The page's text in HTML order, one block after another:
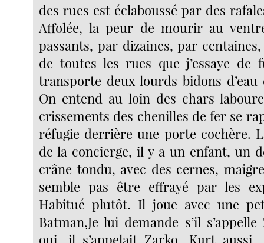
des rues est éclaboussé par des
Affolée, la peur de mourir au
passants, par dizaines, par
de toutes les rues que j’essaye de
transporte deux lourds bidons
On entend au loin des chars
crissements des chenilles de fer se
réfugie derrière une porte cochère.
de la concierge, il y a un enfant, un
crâne tondu, avec des cernes,
semble pas être effrayé par les
Habitué plutôt. Il joue avec une
Batman.Je lui demande s’il
oui, il s’appelait Zarko, Kurt aussi,